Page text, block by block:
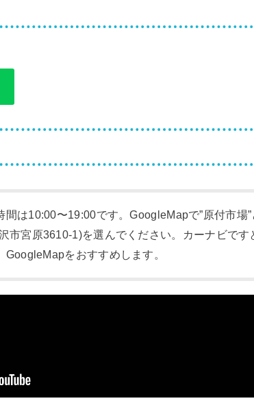
間は10:00〜19:00です。GoogleMapで”原付市場
市宮原3610-1)を選んでください。カーナビです
GoogleMapをおすすめします。